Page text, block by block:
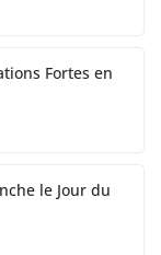
Fortes en
le Jour du